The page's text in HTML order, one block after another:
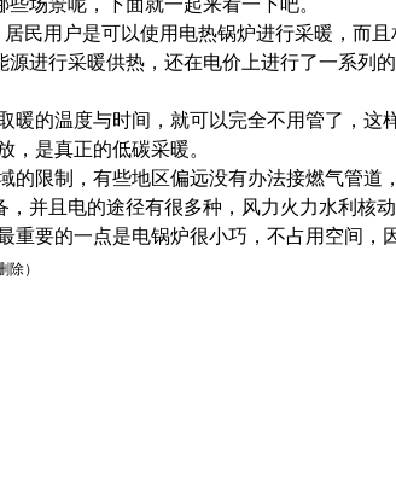
场景呢，下面就一起来看一下吧。
民用户是可以使用电热锅炉进行采暖，而
进行采暖供热，还在电价上进行了一系列
暖的温度与时间，就可以完全不用管了，这
，是真正的低碳采暖。
的限制，有些地区偏远没有办法接燃气管
并且电的途径有很多种，风力火力水利核
重要的一点是电锅炉很小巧，不占用空间，
）